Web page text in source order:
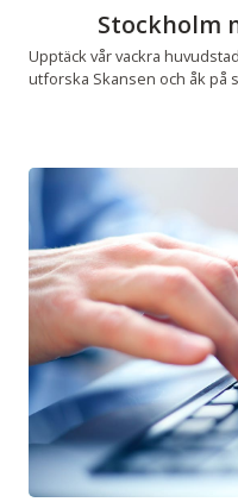
Stockholm
Upptäck vår vackra
utforska Skansen och åk på